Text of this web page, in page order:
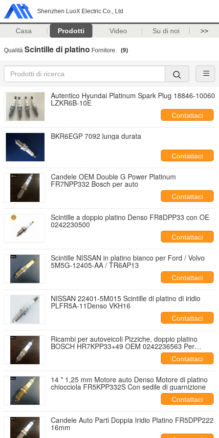
Shenzhen LuoX Electric Co., Ltd
Casa Prodotti Video Su di noi >>
Qualità Scintille di platino Fornitore. (9)
Autentico Hyundai Platinum Spark Plug 18846-10060
LZKR6B-10E
Contattaci
BKR6EGP 7092 lunga durata
Contattaci
Candele OEM Double G Power Platinum
FR7NPP332 Bosch per auto
Contattaci
Scintille a doppio platino Denso FR8DPP33 con OE
0242230500
Contattaci
Scintille NISSAN in platino bianco per Ford / Volvo
5M5G-12405-AA / TR6AP13
Contattaci
NISSAN 22401-5M015 Scintille di platino di iridio
PLFR5A-11Denso VKH16
Contattaci
Ricambi per autoveicoli Pizziche, doppio platino
BOSCH HR7KPP33+49 OEM 0242236563 Per
Contattaci
14 * 1,25 mm Motore auto Denso Motore di platino
chiocciola FR5KPP332S Con sedile di guarnizione
Contattaci
Candele Auto Parti Doppia Iridio Platino FR5DPP222
16mm